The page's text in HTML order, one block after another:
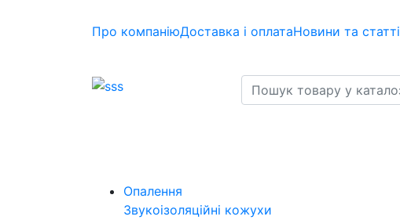
Про компаніюДоставка і оплатаНовини та статті
Опалення
Звукоізоляційні кожухи